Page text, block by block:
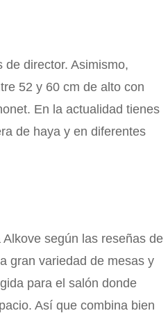
director. Asimismo,
52 y 60 cm de alto con
En la actualidad tienes
de haya y en diferentes
según las reseñas de
gran variedad de mesas y
para el salón donde
Así que combina bien